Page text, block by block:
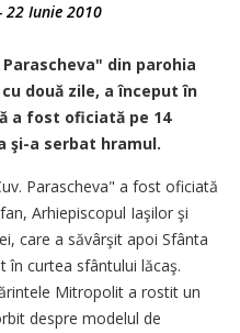
22 Iunie 2010
din parohia
două zile, a început în
a fost oficiată pe 14
şi-a serbat hramul.
Parascheva" a fost oficiată
Arhiepiscopul Iaşilor şi
care a săvârşit apoi Sfânta
în curtea sfântului lăcaş.
Mitropolit a rostit un
despre modelul de